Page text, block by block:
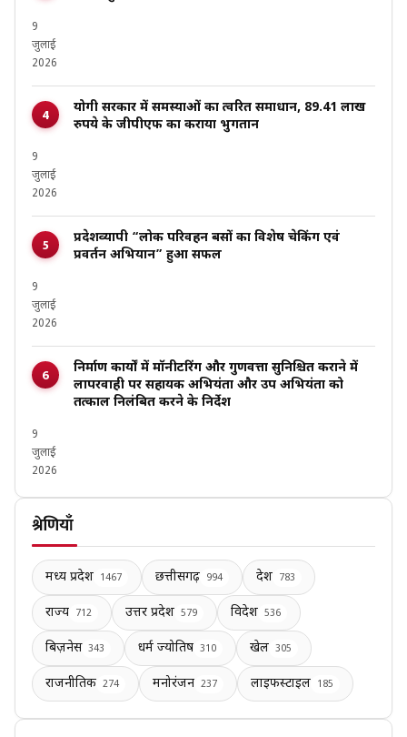
9
जुलाई
2026
योगी सरकार में समस्याओं का त्वरित समाधान, 89.41 लाख
रुपये के जीपीएफ का कराया भुगतान
9
जुलाई
2026
प्रदेशव्यापी “लोक परिवहन बसों का विशेष चेकिंग एवं
प्रवर्तन अभियान” हुआ सफल
9
जुलाई
2026
निर्माण कार्यों में मॉनीटरिंग और गुणवत्ता सुनिश्चित कराने में
लापरवाही पर सहायक अभियंता और उप अभियंता को
तत्काल निलंबित करने के निर्देश
9
जुलाई
2026
श्रेणियाँ
मध्य प्रदेश 1467 छत्तीसगढ़ 994 देश 783
राज्य 712 उत्तर प्रदेश 579 विदेश 536
बिज़नेस 343 धर्म ज्योतिष 310 खेल 305
राजनीतिक 274 मनोरंजन 237 लाइफस्टाइल 185